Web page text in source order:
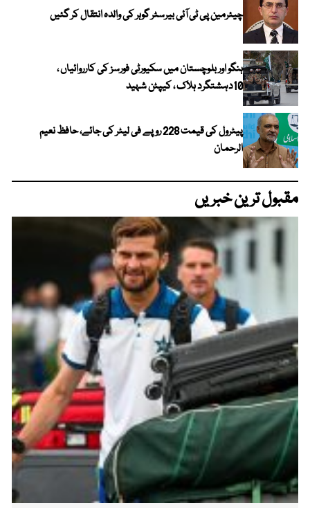
چیئرمین پی ٹی آئی بیرسٹر گوہر کی والدہ انتقال کر گئیں
ہنگو اور بلوچستان میں سکیورٹی فورسز کی کارروائیاں ،
10دہشتگرد ہلاک ، کیپٹن شہید
پیٹرول کی قیمت 228 روپے فی لیٹر کی جائے، حافظ نعیم
الرحمان
مقبول ترین خبریں